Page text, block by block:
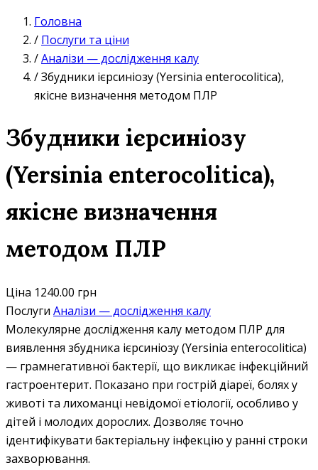
Головна
/ Послуги та ціни
/Аналізи — дослідження калу
/Збудники ієрсиніозу (Yersinia enterocolitica),
якісне визначення методом ПЛР
Збудники ієрсиніозу
(Yersinia enterocolitica),
якісне визначення
методом ПЛР
Ціна 1240.00 грн
Послуги Аналізи — дослідження калу
Молекулярне дослідження калу методом ПЛР для
виявлення збудника ієрсиніозу (Yersinia enterocolitica)
— грамнегативної бактерії, що викликає інфекційний
гастроентерит. Показано при гострій діареї, болях у
животі та лихоманці невідомої етіології, особливо у
дітей і молодих дорослих. Дозволяє точно
ідентифікувати бактеріальну інфекцію у ранні строки
захворювання.